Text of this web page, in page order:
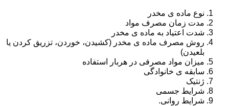
نوع ماده ی مخدر
مدت زمان مصرف مواد
شدت اعتیاد به ماده ی مخدر
روش مصرف ماده ی مخدر (کشیدن، خوردن، تزریق کردن یا
بلعیدن)
میزان مواد مصرفی در هربار استفاده
سابقه ی خانوادگی
ژنتیک
شرایط جسمی
شرایط روانی.